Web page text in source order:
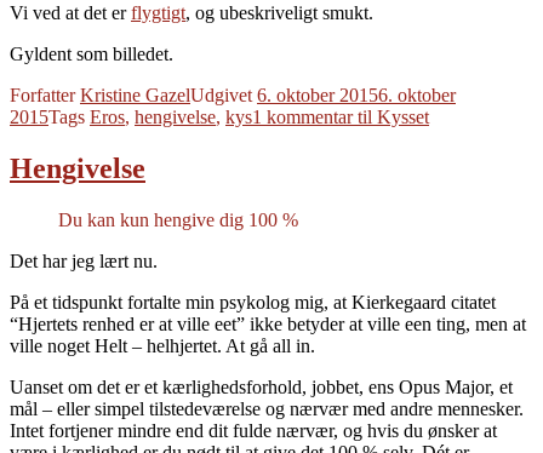
Vi ved at det erflygtigt, og ubeskriveligt smukt.
Gyldent som billedet.
ForfatterKristine GazelUdgivet 6. oktober 20156. oktober
2015Tags Eros, hengivelse, kys1 kommentartil Kysset
Hengivelse
Du kan kun hengive dig 100 %
Det har jeg lært nu.
På et tidspunkt fortalte min psykolog mig, at Kierkegaard citatet
“Hjertets renhed er at ville eet” ikke betyder at ville een ting, men at
ville noget Helt – helhjertet. At gå all in.
Uanset om det er et kærlighedsforhold, jobbet, ens Opus Major, et
mål – eller simpel tilstedeværelse og nærvær med andre mennesker.
Intet fortjener mindre end dit fulde nærvær, og hvis du ønsker at